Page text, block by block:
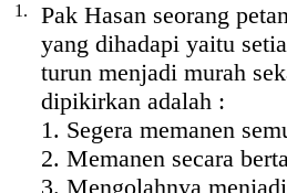
1. Pak Hasan seorang
yang dihadapi yaitu
turun menjadi murah
dipikirkan adalah :
1. Segera memanen
2. Memanen secara
3. Mengolahnya